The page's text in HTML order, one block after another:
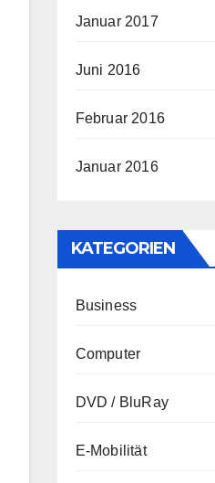
Januar 2017
Juni 2016
Februar 2016
Januar 2016
KATEGORIEN
Business
Computer
DVD / BluRay
E-Mobilität